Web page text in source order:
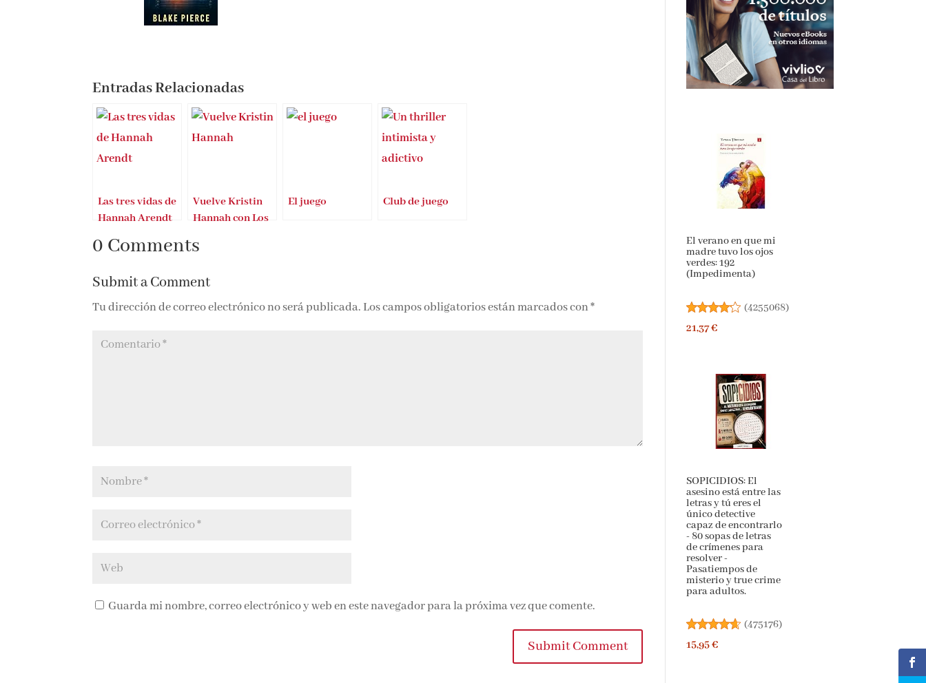
Entradas Relacionadas
Las tres vidas de
Hannah Arendt
Vuelve Kristin
Hannah con Los
El juego Club de juego
0 Comments
Submit a Comment
Tu dirección de correo electrónico no será publicada.Los campos obligatorios están marcados con*
Guarda mi nombre, correo electrónico y web en este navegador para la próxima vez que comente.
Submit Comment
El verano en que mi
madre tuvo los ojos
verdes: 192
(Impedimenta)
SOPICIDIOS: El
asesino está entre las
letras y tú eres el
único detective
capaz de
encontrarlo - 80
sopas de letras de
crímenes para
resolver -
Pasatiempos de
misterio y true crime
para adultos.
( 475176)
15,95 €